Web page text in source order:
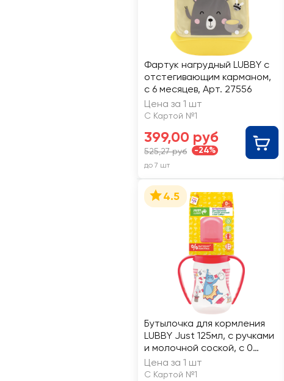
Фартук нагрудный LUBBY с
отстегивающим карманом,
с 6 месяцев, Арт. 27556
Цена за 1 шт
С Картой №1
399,00 руб
525,27 руб -24%
до 7 шт
4.5
Бутылочка для кормления
LUBBY Just 125мл, с ручками
и молочной соской, с 0
месяцев, Арт. 15201
Цена за 1 шт
С Картой №1